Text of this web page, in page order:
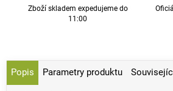
Zboží skladem expedujeme do
11:00
Popis Parametry produktu